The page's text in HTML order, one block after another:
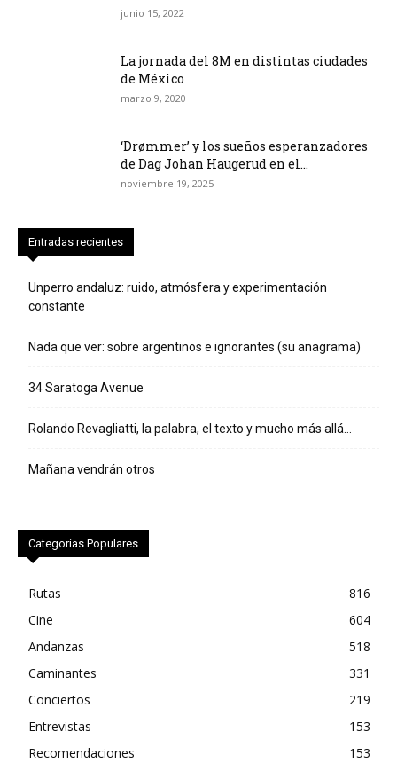
junio 15, 2022
La jornada del 8M en distintas ciudades
de México
marzo 9, 2020
‘Drømmer’ y los sueños esperanzadores
de Dag Johan Haugerud en el...
noviembre 19, 2025
Entradas recientes
Unperro andaluz: ruido, atmósfera y experimentación
constante
Nada que ver: sobre argentinos e ignorantes (su anagrama)
34 Saratoga Avenue
Rolando Revagliatti, la palabra, el texto y mucho más allá…
Mañana vendrán otros
Categorias Populares
Rutas
816
Cine
604
Andanzas
518
Caminantes
331
Conciertos
219
Entrevistas
153
Recomendaciones
153